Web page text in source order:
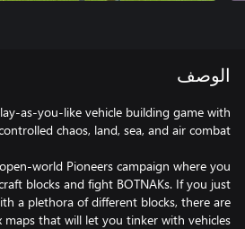
الوصف
as-you-like vehicle building game with
world Pioneers campaign where you
blocks and fight BOTNAKs. If you just
a plethora of different blocks, there are
maps that will let you tinker with vehicles